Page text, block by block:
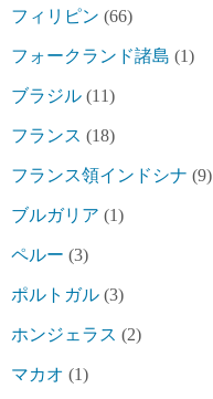
フィリピン (66)
フォークランド諸島 (1)
ブラジル (11)
フランス (18)
フランス領インドシナ (9)
ブルガリア (1)
ペルー (3)
ポルトガル (3)
ホンジェラス (2)
マカオ (1)